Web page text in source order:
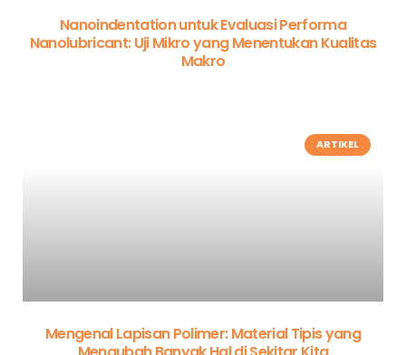
Nanoindentation untuk Evaluasi Performa
Nanolubricant: Uji Mikro yang Menentukan Kualitas
Makro
ARTIKEL
Mengenal Lapisan Polimer: Material Tipis yang